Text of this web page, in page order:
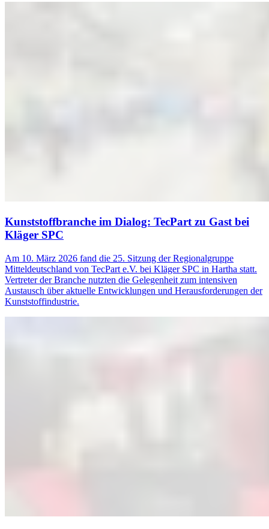
Kunststoffbranche im Dialog: TecPart zu Gast bei
Kläger SPC
Am 10. März 2026 fand die 25. Sitzung der Regionalgruppe
Mitteldeutschland von TecPart e.V. bei Kläger SPC in Hartha statt.
Vertreter der Branche nutzten die Gelegenheit zum intensiven
Austausch über aktuelle Entwicklungen und Herausforderungen der
Kunststoffindustrie.